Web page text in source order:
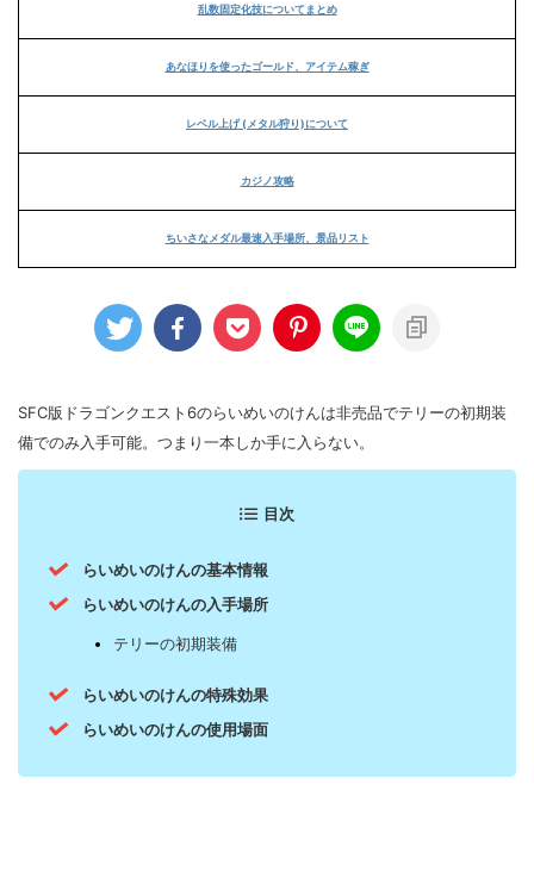
乱数固定化技についてまとめ
あなほりを使ったゴールド、アイテム稼ぎ
レベル上げ (メタル狩り)について
カジノ攻略
ちいさなメダル最速入手場所、景品リスト
SFC版ドラゴンクエスト6のらいめいのけんは非売品でテリーの初期装
備でのみ入手可能。つまり一本しか手に入らない。
目次
らいめいのけんの基本情報
らいめいのけんの入手場所
テリーの初期装備
らいめいのけんの特殊効果
らいめいのけんの使用場面